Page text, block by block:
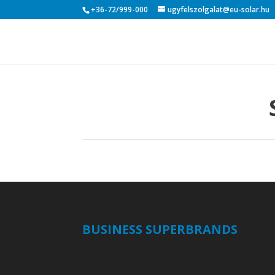
+36-72/999-000 ugyfelszolgalat@eu-solar.hu
BUSINESS SUPERBRANDS